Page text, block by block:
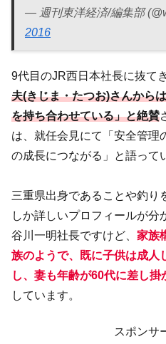
— 週刊東洋経済/編集部
2016
9代目のJR西日本社長に抜て
夫(きじま・たつお)さんから
を持ち合わせている」と絶賛
は、就任会見にて「安全管理
の成長につながる」と語って
三重県出身であることや釣り
しか詳しいプロフィールが分
谷川一明社長ですけど、 家族
族のようで、既に子供は成人
し、妻も年齢が60代に差し
しています。
スポンサ